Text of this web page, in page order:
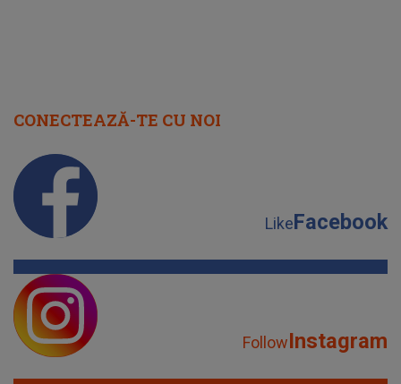
CONECTEAZĂ-TE CU NOI
LikeFacebook
FollowInstagram